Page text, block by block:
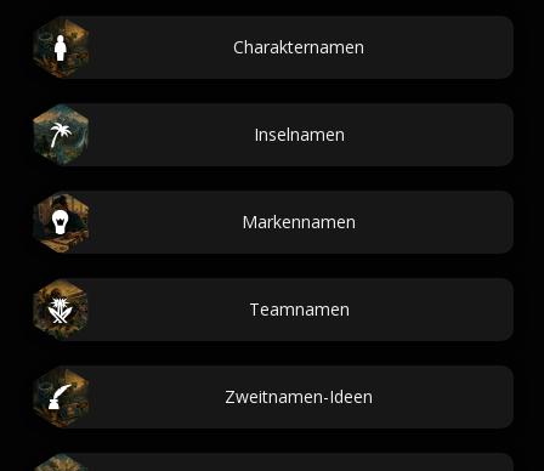
Charakternamen
Inselnamen
Markennamen
Teamnamen
Zweitnamen-Ideen